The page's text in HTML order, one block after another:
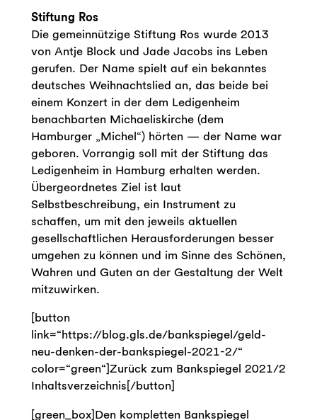
Stiftung Ros
Die gemeinnützige Stiftung Ros wurde 2013
von Antje Block und Jade Jacobs ins Leben
gerufen. Der Name spielt auf ein bekanntes
deutsches Weihnachtslied an, das beide bei
einem Konzert in der dem Ledigenheim
benachbarten Michaeliskirche (dem
Hamburger „Michel“) hörten — der Name war
geboren. Vorrangig soll mit der Stiftung das
Ledigenheim in Hamburg erhalten werden.
Übergeordnetes Ziel ist laut
Selbstbeschreibung, ein Instrument zu
schaffen, um mit den jeweils aktuellen
gesellschaftlichen Herausforderungen besser
umgehen zu können und im Sinne des Schönen,
Wahren und Guten an der Gestaltung der Welt
mitzuwirken.
[button
link=“https://blog.gls.de/bankspiegel/geld-
neu-denken-der-bankspiegel-2021-2/“
color=“green“]Zurück zum Bankspiegel 2021/2
Inhaltsverzeichnis[/button]
[green_box]Den kompletten Bankspiegel